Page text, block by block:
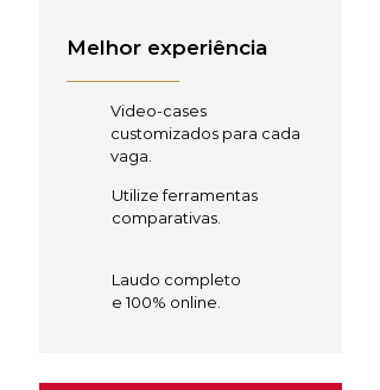
Melhor experiência
Video-cases
customizados para cada
vaga.
Utilize ferramentas
comparativas.
Laudo completo
e 100% online.